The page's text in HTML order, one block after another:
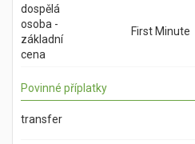
dospělá
osoba -
základní
cena
First Minute
Povinné příplatky
transfer